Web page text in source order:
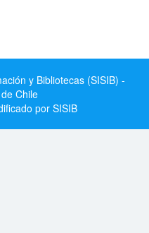
y Bibliotecas (SISIB) -
Chile
por SISIB